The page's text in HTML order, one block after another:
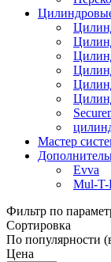
Мастер
Evva
Mul-
Фильтр по
Сортировка
По популярности
Цена